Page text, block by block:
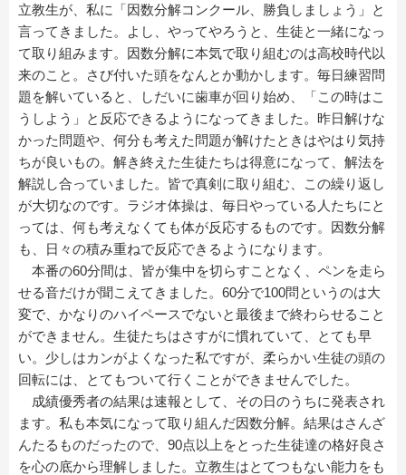
立教生が、私に「因数分解コンクール、勝負しましょう」と
言ってきました。よし、やってやろうと、生徒と一緒になっ
て取り組みます。因数分解に本気で取り組むのは高校時代以
来のこと。さび付いた頭をなんとか動かします。毎日練習問
題を解いていると、しだいに歯車が回り始め、「この時はこ
うしよう」と反応できるようになってきました。昨日解けな
かった問題や、何分も考えた問題が解けたときはやはり気持
ちが良いもの。解き終えた生徒たちは得意になって、解法を
解説し合っていました。皆で真剣に取り組む、この繰り返し
が大切なのです。ラジオ体操は、毎日やっている人たちにと
っては、何も考えなくても体が反応するものです。因数分解
も、日々の積み重ねで反応できるようになります。
本番の60分間は、皆が集中を切らすことなく、ペンを走ら
せる音だけが聞こえてきました。60分で100問というのは大
変で、かなりのハイペースでないと最後まで終わらせること
ができません。生徒たちはさすがに慣れていて、とても早
い。少しはカンがよくなった私ですが、柔らかい生徒の頭の
回転には、とてもついて行くことができませんでした。
成績優秀者の結果は速報として、その日のうちに発表され
ます。私も本気になって取り組んだ因数分解。結果はさんざ
んたるものだったので、90点以上をとった生徒達の格好良さ
を心の底から理解しました。立教生はとてつもない能力をも